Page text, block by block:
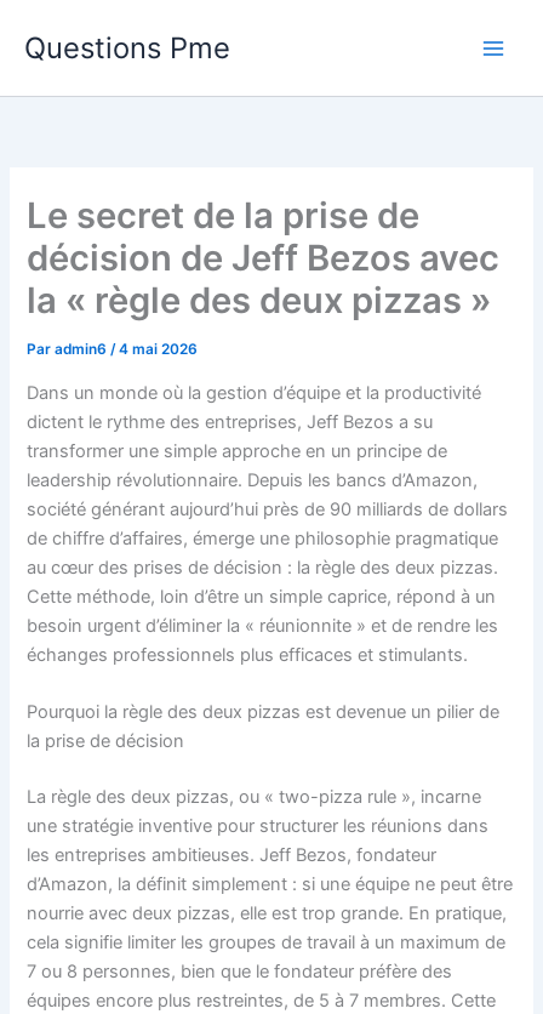
Questions Pme
Le secret de la prise de
décision de Jeff Bezos avec
la « règle des deux pizzas »
Paradmin6/4 mai 2026
Dans un monde où la gestion d’équipe et la productivité
dictent le rythme des entreprises, Jeff Bezos a su
transformer une simple approche en un principe de
leadership révolutionnaire. Depuis les bancs d’Amazon,
société générant aujourd’hui près de 90 milliards de dollars
de chiffre d’affaires, émerge une philosophie pragmatique
au cœur des prises de décision : la règle des deux pizzas.
Cette méthode, loin d’être un simple caprice, répond à un
besoin urgent d’éliminer la « réunionnite » et de rendre les
échanges professionnels plus efficaces et stimulants.
Pourquoi la règle des deux pizzas est devenue un pilier de
la prise de décision
La règle des deux pizzas, ou « two-pizza rule », incarne
une stratégie inventive pour structurer les réunions dans
les entreprises ambitieuses. Jeff Bezos, fondateur
d’Amazon, la définit simplement : si une équipe ne peut être
nourrie avec deux pizzas, elle est trop grande. En pratique,
cela signifie limiter les groupes de travail à un maximum de
7 ou 8 personnes, bien que le fondateur préfère des
équipes encore plus restreintes, de 5 à 7 membres. Cette